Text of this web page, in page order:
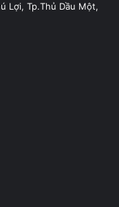
Lợi, Tp.Thủ Dầu Một,